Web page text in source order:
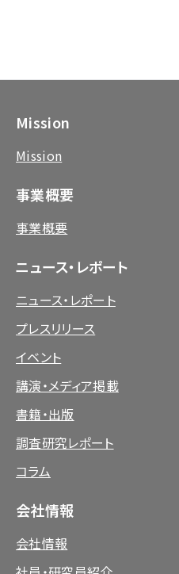
Mission
Mission
事業概要
事業概要
ニュース・レポート
ニュース・レポート
プレスリリース
イベント
講演・メディア掲載
書籍・出版
調査研究レポート
コラム
会社情報
会社情報